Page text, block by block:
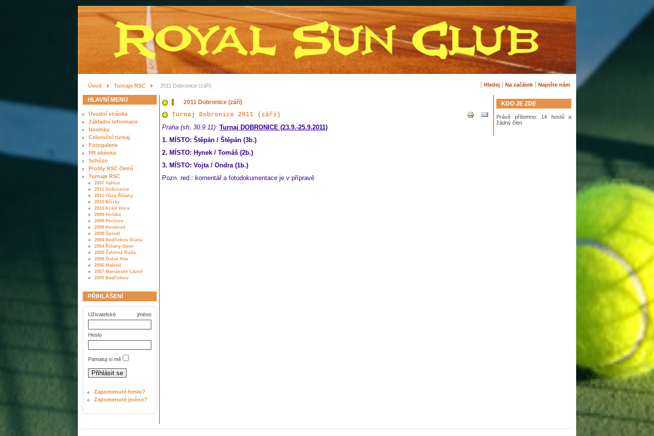
Úvod Turnaje RSC 2011 Dobronice (září) Hledej Na začátek Napište nám
HLAVNÍ MENU
Úvodní stránka
Základní informace
Novinky
Celoroční turnaj
Fotogalerie
PR okénko
Schůze
Profily RSC členů
Turnaje RSC
2007 Valtice
2011 Dobronice
2011 Oáza Říčany
2010 Břízky
2010 Kraví Hora
2009 Hoštka
2009 Pecínov
2008 Hostinné
2008 Špindl
2004 Bedřichov Diana
2004 Říčany Open
2005 Železná Ruda
2006 Dolce Vita
2006 Malevil
2007 Mariánské Lázně
2005 Bedřichov
PŘIHLÁŠENÍ
Uživatelské jméno
Heslo
Pamatuj si mě
Zapomenuté heslo?
Zapomenuté jméno?
2011 Dobronice (září)
Turnaj Dobronice 2011 (září)
Praha (sh, 30.9.11): Turnaj DOBRONICE (23.9.-25.9.2011)
1. MÍSTO: Štěpán / Štěpán (3b.)
2. MÍSTO: Hynek / Tomáš (2b.)
3. MÍSTO: Vojta / Ondra (1b.)
Pozn. red.: komentář a fotodokumentace je v přípravě
KDO JE ZDE
Právě přítomno: 14 hostů a
žádný člen